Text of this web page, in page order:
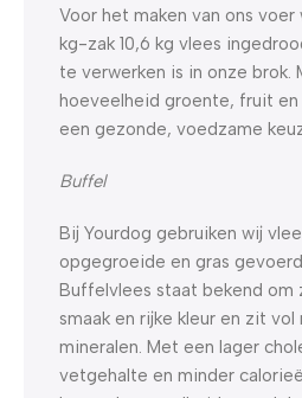
Voor het maken van ons voer
kg-zak 10,6 kg vlees
te verwerken is in onze brok.
hoeveelheid groente, fruit en
een gezonde, voedzame
Buffel
Bij Yourdog gebruiken wij
opgegroeide en gras
Buffelvlees staat bekend om
smaak en rijke kleur en zit
mineralen. Met een lager
vetgehalte en minder